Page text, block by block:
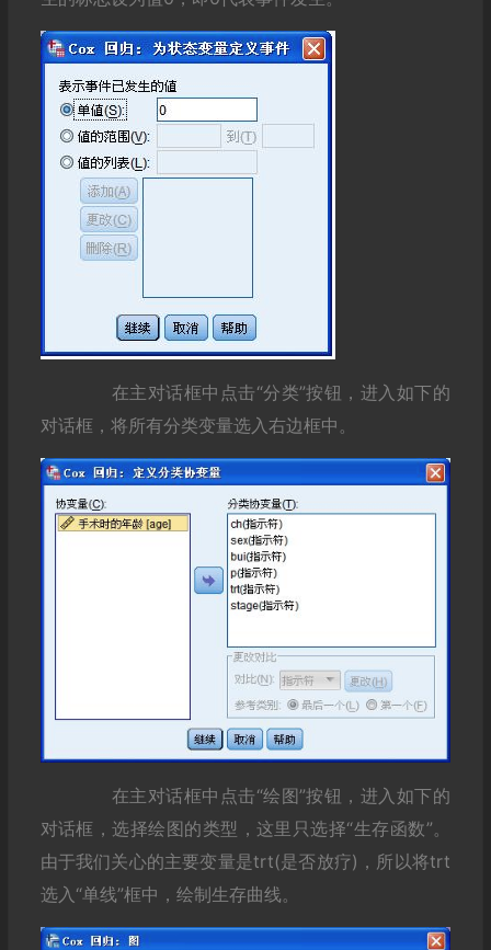
在主对话框中点击“分类”按钮，进入如下的
对话框，将所有分类变量选入右边框中。
在主对话框中点击“绘图”按钮，进入如下的
对话框，选择绘图的类型，这里只选择“生存函数”。
由于我们关心的主要变量是trt(是否放疗)，所以将trt
选入“单线”框中，绘制生存曲线。